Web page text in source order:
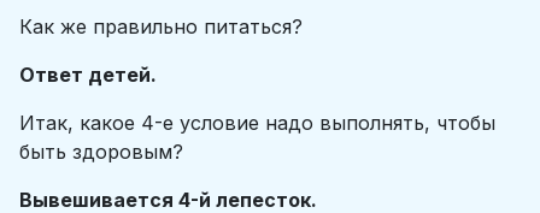
Как же правильно питаться?
Ответ детей.
Итак, какое 4-е условие надо выполнять, чтобы
быть здоровым?
Вывешивается 4-й лепесток.